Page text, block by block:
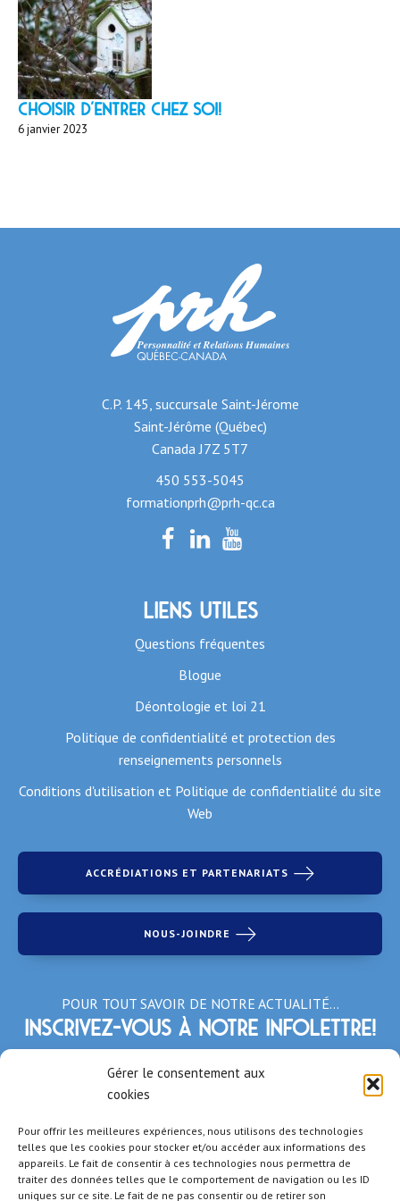
Gérer le consentement aux
cookies
Pour offrir les meilleures expériences, nous utilisons des technologies
telles que les cookies pour stocker et/ou accéder aux informations des
appareils. Le fait de consentir à ces technologies nous permettra de
traiter des données telles que le comportement de navigation ou les ID
uniques sur ce site. Le fait de ne pas consentir ou de retirer son
Choisir d'entrer chez soi!
6 janvier 2023
C.P. 145, succursale Saint-Jérome
Saint-Jérôme (Québec)
Canada J7Z 5T7
450 553-5045
formationprh@prh-qc.ca
Liens utiles
Questions fréquentes
Blogue
Déontologie et loi 21
Politique de confidentialité et protection des
renseignements personnels
Conditions d'utilisation et Politique de confidentialité du site
Web
ACCRÉDIATIONS ET PARTENARIATS
NOUS-JOINDRE
POUR TOUT SAVOIR DE NOTRE ACTUALITÉ…
Inscrivez-vous à notre infolettre!
*Champs obligatoires